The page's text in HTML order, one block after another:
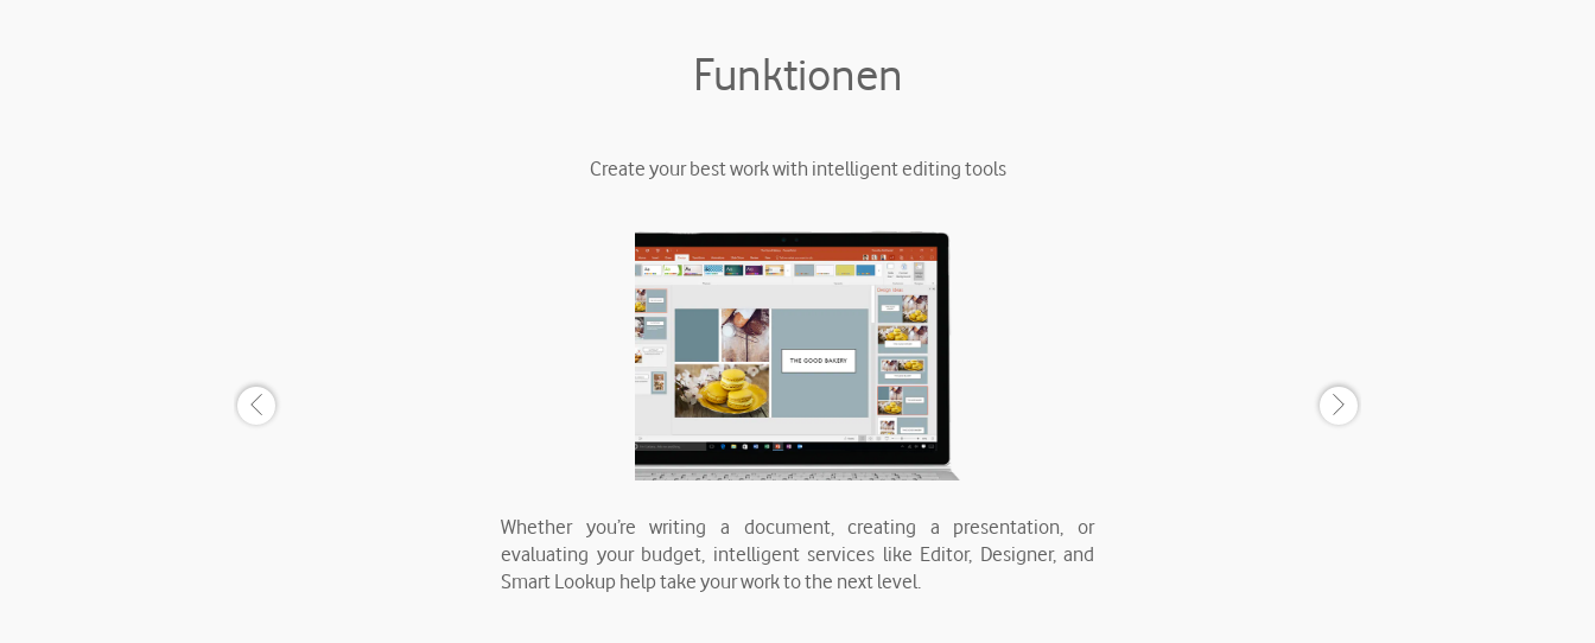
Funktionen
Create your best work with intelligent editing tools
Whether you’re writing a document, creating a presentation, or
evaluating your budget, intelligent services like Editor, Designer, and
Smart Lookup help take your work to the next level.